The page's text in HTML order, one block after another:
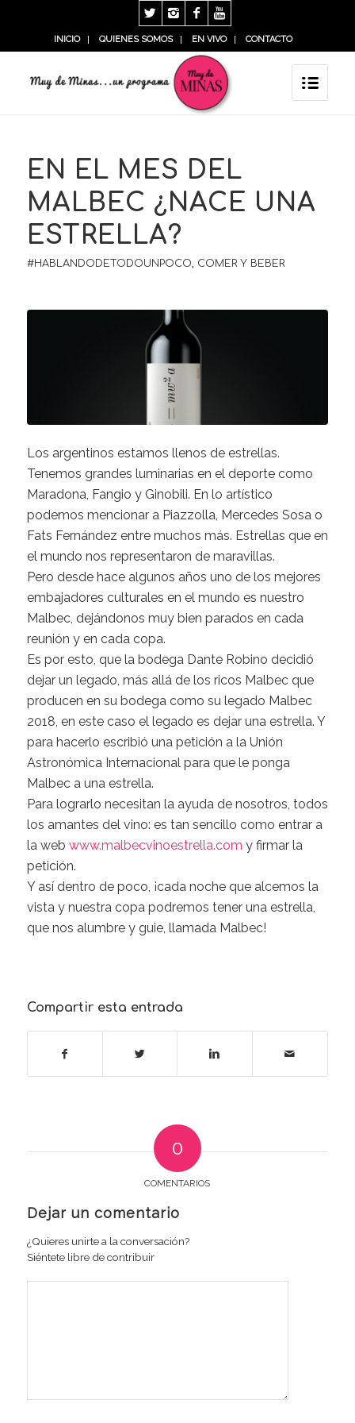
INICIO QUIENES SOMOS EN VIVO CONTACTO
EN EL MES DEL
MALBEC ¿NACE UNA
ESTRELLA?
#HABLANDODETODOUNPOCO, COMER Y BEBER
Los argentinos estamos llenos de estrellas.
Tenemos grandes luminarias en el deporte como
Maradona, Fangio y Ginobili. En lo artístico
podemos mencionar a Piazzolla, Mercedes Sosa o
Fats Fernández entre muchos más. Estrellas que en
el mundo nos representaron de maravillas.
Pero desde hace algunos años uno de los mejores
embajadores culturales en el mundo es nuestro
Malbec, dejándonos muy bien parados en cada
reunión y en cada copa.
Es por esto, que la bodega Dante Robino decidió
dejar un legado, más allá de los ricos Malbec que
producen en su bodega como su legado Malbec
2018, en este caso el legado es dejar una estrella. Y
para hacerlo escribió una petición a la Unión
Astronómica Internacional para que le ponga
Malbec a una estrella.
Para lograrlo necesitan la ayuda de nosotros, todos
los amantes del vino: es tan sencillo como entrar a
la web www.malbecvinoestrella.com y firmar la
petición.
Y así dentro de poco, ¡cada noche que alcemos la
vista y nuestra copa podremos tener una estrella,
que nos alumbre y guie, llamada Malbec!
Compartir esta entrada
0
COMENTARIOS
Dejar un comentario
¿Quieres unirte a la conversación?
Siéntete libre de contribuir